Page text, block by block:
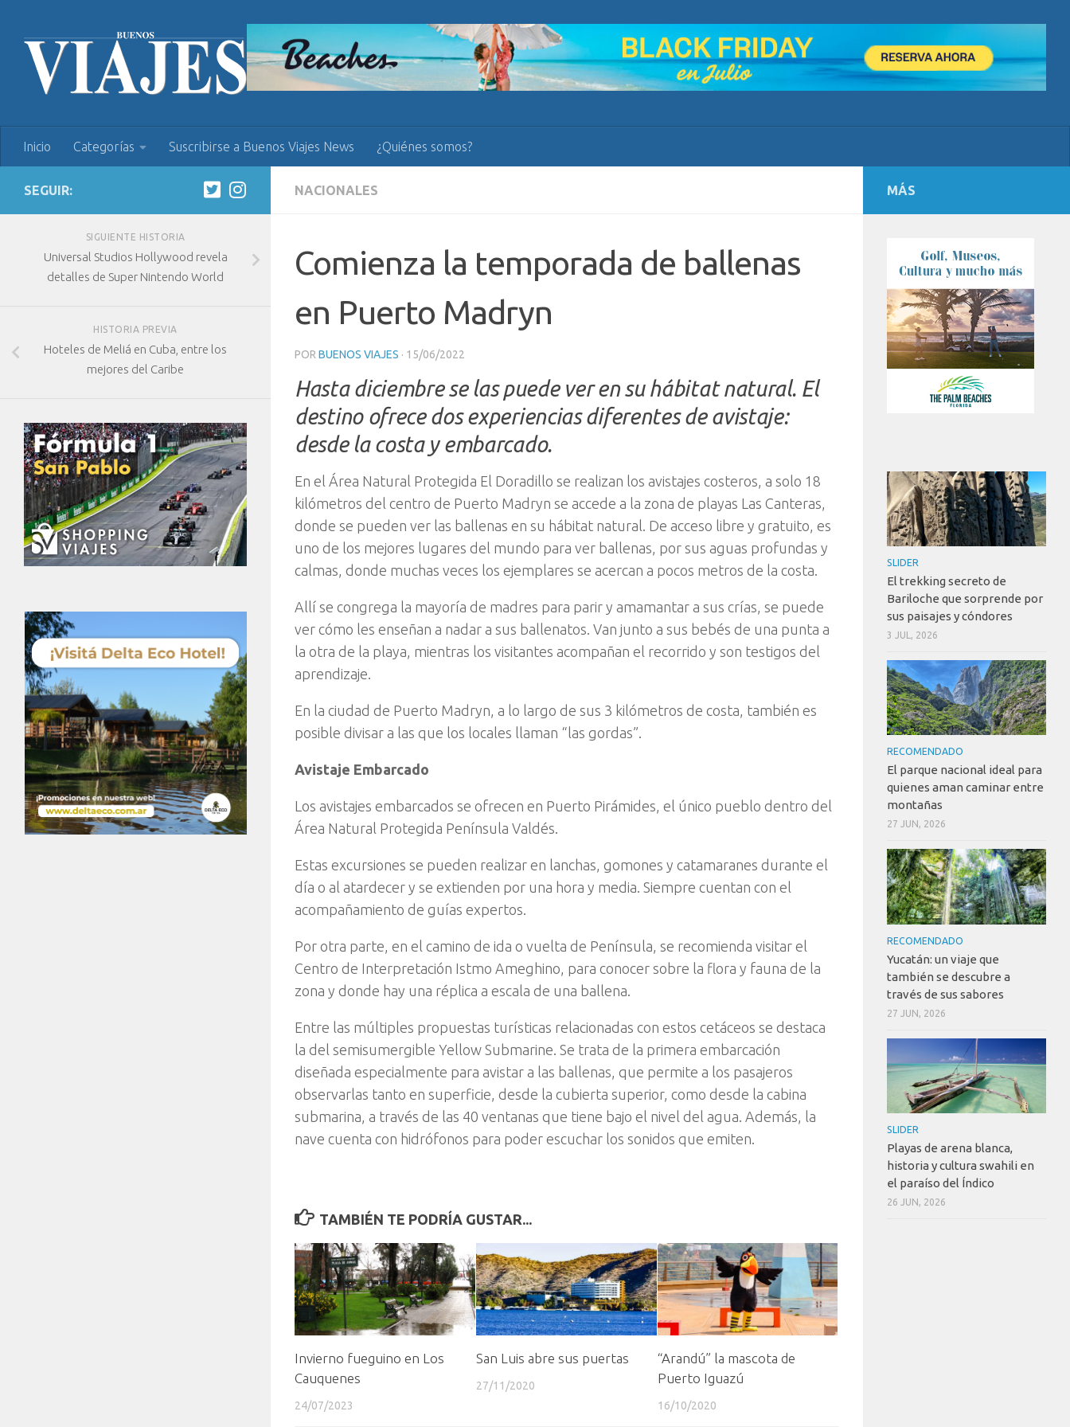
Inicio Categorías Suscribirse a Buenos Viajes News ¿Quiénes somos?
NACIONALES
Comienza la temporada de ballenas
en Puerto Madryn
POR BUENOS VIAJES · 15/06/2022
Hasta diciembre se las puede ver en su hábitat natural. El
destino ofrece dos experiencias diferentes de avistaje:
desde la costa y embarcado.
En el Área Natural Protegida El Doradillo se realizan los avistajes costeros, a solo 18
kilómetros del centro de Puerto Madryn se accede a la zona de playas Las Canteras,
donde se pueden ver las ballenas en su hábitat natural. De acceso libre y gratuito, es
uno de los mejores lugares del mundo para ver ballenas, por sus aguas profundas y
calmas, donde muchas veces los ejemplares se acercan a pocos metros de la costa.
Allí se congrega la mayoría de madres para parir y amamantar a sus crías, se puede
ver cómo les enseñan a nadar a sus ballenatos. Van junto a sus bebés de una punta a
la otra de la playa, mientras los visitantes acompañan el recorrido y son testigos del
aprendizaje.
En la ciudad de Puerto Madryn, a lo largo de sus 3 kilómetros de costa, también es
posible divisar a las que los locales llaman “las gordas”.
Avistaje Embarcado
Los avistajes embarcados se ofrecen en Puerto Pirámides, el único pueblo dentro del
Área Natural Protegida Península Valdés.
Estas excursiones se pueden realizar en lanchas, gomones y catamaranes durante el
día o al atardecer y se extienden por una hora y media. Siempre cuentan con el
acompañamiento de guías expertos.
Por otra parte, en el camino de ida o vuelta de Península, se recomienda visitar el
Centro de Interpretación Istmo Ameghino, para conocer sobre la flora y fauna de la
zona y donde hay una réplica a escala de una ballena.
Entre las múltiples propuestas turísticas relacionadas con estos cetáceos se destaca
la del semisumergible Yellow Submarine. Se trata de la primera embarcación
diseñada especialmente para avistar a las ballenas, que permite a los pasajeros
observarlas tanto en superficie, desde la cubierta superior, como desde la cabina
submarina, a través de las 40 ventanas que tiene bajo el nivel del agua. Además, la
nave cuenta con hidrófonos para poder escuchar los sonidos que emiten.
TAMBIÉN TE PODRÍA GUSTAR...
Invierno fueguino en Los
Cauquenes
24/07/2023
San Luis abre sus puertas
27/11/2020
“Arandú” la mascota de
Puerto Iguazú
16/10/2020
SEGUIR:
SIGUIENTE HISTORIA
Universal Studios Hollywood revela
detalles de Super Nintendo World
HISTORIA PREVIA
Hoteles de Meliá en Cuba, entre los
mejores del Caribe
MÁS
SLIDER
El trekking secreto de
Bariloche que sorprende por
sus paisajes y cóndores
3 JUL, 2026
RECOMENDADO
El parque nacional ideal para
quienes aman caminar entre
montañas
27 JUN, 2026
RECOMENDADO
Yucatán: un viaje que
también se descubre a
través de sus sabores
27 JUN, 2026
SLIDER
Playas de arena blanca,
historia y cultura swahili en
el paraíso del Índico
26 JUN, 2026